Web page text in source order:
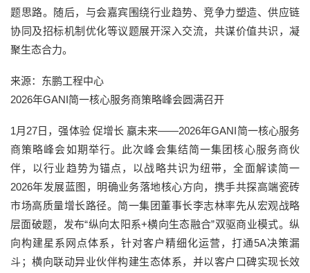
题思路。随后，与会嘉宾围绕行业趋势、竞争力塑造、供应链
协同及招标机制优化等议题展开深入交流，共谋价值共识，凝
聚生态合力。
来源：东鹏工程中心
2026年GANI简一核心服务商策略峰会圆满召开
1月27日，强体验 促增长 赢未来——2026年GANI简一核心服务
商策略峰会如期举行。此次峰会集结简一集团核心服务商伙
伴，以行业趋势为锚点，以战略共识为纽带，全面解读简一
2026年发展蓝图，明确业务落地核心方向，携手共探高端瓷砖
市场高质量增长路径。简一集团董事长李志林率先从宏观战略
层面破题，发布“纵向太阳系+横向生态融合”双驱商业模式。纵
向构建星系网点体系，针对客户精细化运营，打通5A决策漏
斗；横向联动异业伙伴构建生态体系，并以客户口碑实现长效